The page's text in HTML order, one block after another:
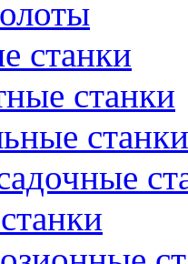
станки
станки
станки